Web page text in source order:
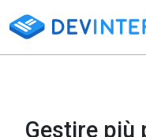
​Gestire più